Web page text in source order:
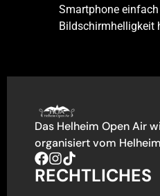
Smartphone
Bildschirmhelligkeit
Das Helheim Open Air
organisiert vom
RECHTLICHES